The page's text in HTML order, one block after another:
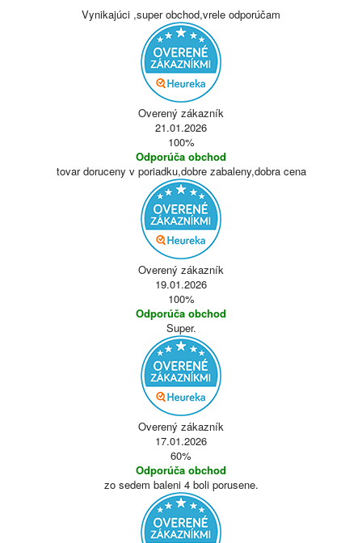
Vynikajúci ,super obchod,vrele odporúčam
Overený zákazník
21.01.2026
100%
Odporúča obchod
tovar doruceny v poriadku,dobre zabaleny,dobra cena
Overený zákazník
19.01.2026
100%
Odporúča obchod
Super.
Overený zákazník
17.01.2026
60%
Odporúča obchod
zo sedem baleni 4 boli porusene.